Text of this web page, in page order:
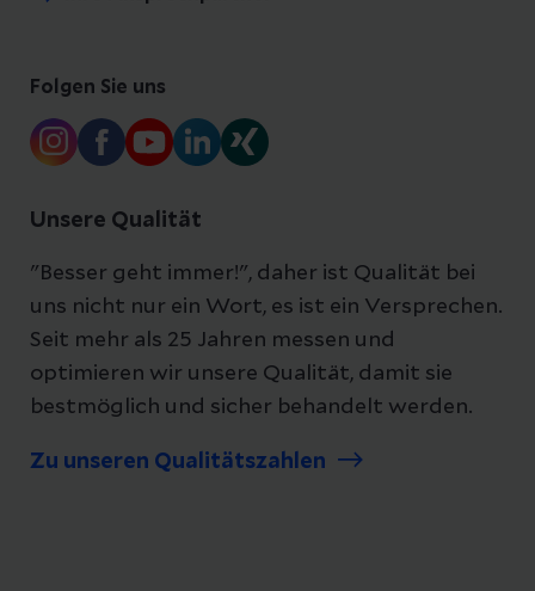
Folgen Sie uns
Unsere Qualität
"Besser geht immer!", daher ist Qualität bei
uns nicht nur ein Wort, es ist ein Versprechen.
Seit mehr als 25 Jahren messen und
optimieren wir unsere Qualität, damit sie
bestmöglich und sicher behandelt werden.
Zu unseren Qualitätszahlen